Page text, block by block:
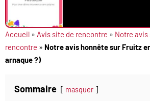
Accueil » Avis site de rencontre » Notre avis
rencontre » Notre avis honnête sur Fruitz
arnaque ?)
Sommaire masquer